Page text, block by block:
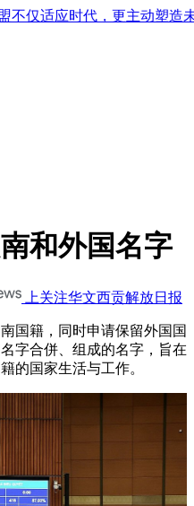
动塑造未来并有效发挥作用
和外国名字
上关注华文西贡解放日报
国籍，同时申请保留外国国
字合併、组成的名字，旨在
的国家生活与工作。